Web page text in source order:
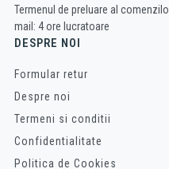
Termenul de preluare al
mail: 4 ore lucratoare
DESPRE NOI
Formular retur
Despre noi
Termeni si conditii
Confidentialitate
Politica de Cookies